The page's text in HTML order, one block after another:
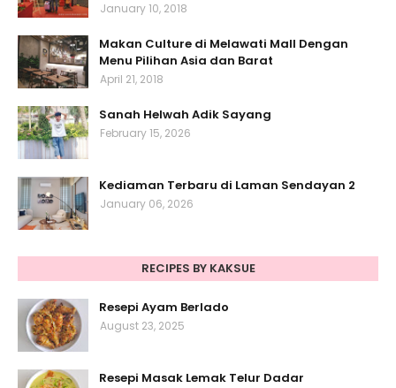
January 10, 2018
Makan Culture di Melawati Mall Dengan
Menu Pilihan Asia dan Barat
April 21, 2018
Sanah Helwah Adik Sayang
February 15, 2026
Kediaman Terbaru di Laman Sendayan 2
January 06, 2026
RECIPES BY KAKSUE
Resepi Ayam Berlado
August 23, 2025
Resepi Masak Lemak Telur Dadar